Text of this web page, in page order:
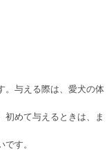
。与える際は、愛犬の体
めて与えるときは、ま
す。